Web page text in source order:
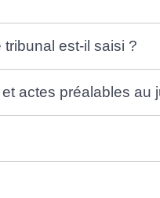
tribunal est-il saisi ?
actes préalables au